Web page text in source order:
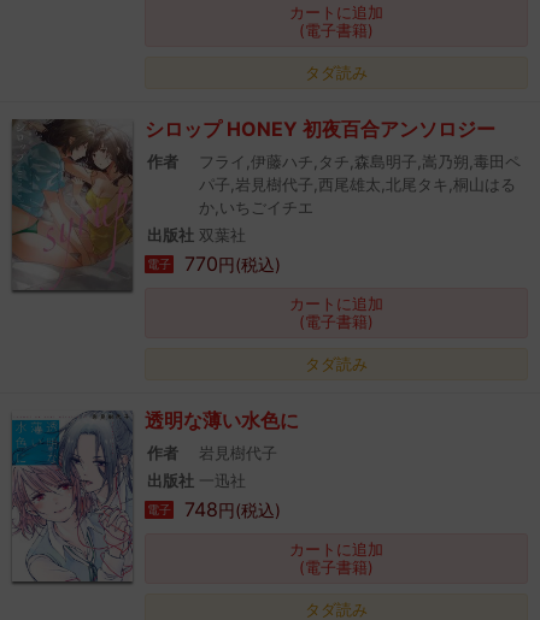
カートに追加
(電子書籍)
タダ読み
シロップ HONEY 初夜百合アンソロジー
作者
フライ,伊藤ハチ,タチ,森島明子,嵩乃朔,毒田ペ
パ子,岩見樹代子,西尾雄太,北尾タキ,桐山はる
か,いちごイチエ
出版社 双葉社
電子 770円(税込)
カートに追加
(電子書籍)
タダ読み
透明な薄い水色に
作者
岩見樹代子
出版社
一迅社
電子 748円(税込)
カートに追加
(電子書籍)
タダ読み